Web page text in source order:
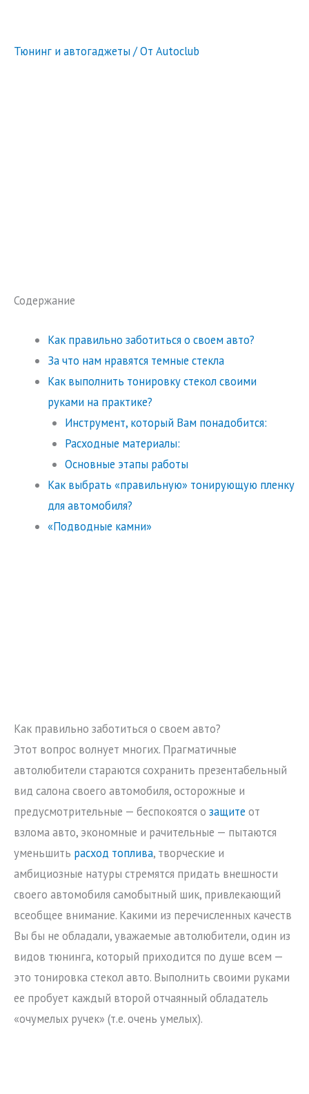
Тюнинг и автогаджеты / От Autoclub
Содержание
Как правильно заботиться о своем авто?
За что нам нравятся темные стекла
Как выполнить тонировку стекол своими
руками на практике?
Инструмент, который Вам понадобится:
Расходные материалы:
Основные этапы работы
Как выбрать «правильную» тонирующую пленку
для автомобиля?
«Подводные камни»
Как правильно заботиться о своем авто?
Этот вопрос волнует многих. Прагматичные
автолюбители стараются сохранить презентабельный
вид салона своего автомобиля, осторожные и
предусмотрительные — беспокоятся о защите от
взлома авто, экономные и рачительные — пытаются
уменьшить расход топлива, творческие и
амбициозные натуры стремятся придать внешности
своего автомобиля самобытный шик, привлекающий
всеобщее внимание. Какими из перечисленных качеств
Вы бы не обладали, уважаемые автолюбители, один из
видов тюнинга, который приходится по душе всем —
это тонировка стекол авто. Выполнить своими руками
ее пробует каждый второй отчаянный обладатель
«очумелых ручек» (т.е. очень умелых).